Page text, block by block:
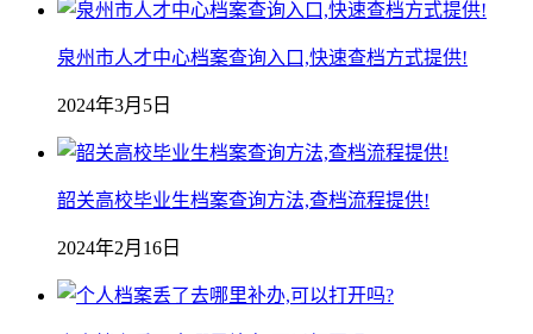
泉州市人才中心档案查询入口,快速查档方式提供!
2024年3月5日
韶关高校毕业生档案查询方法,查档流程提供!
2024年2月16日